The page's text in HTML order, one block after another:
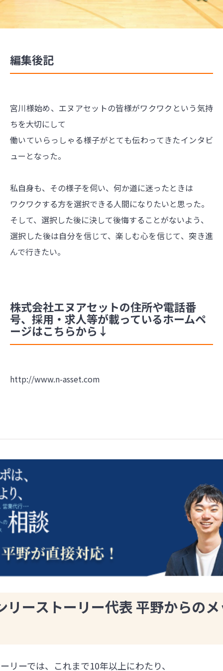
編集後記
宮川様始め、エヌアセットの皆様がワクワクという気持
ちを大切にして
働いていらっしゃる様子がとても伝わってきたインタビ
ューとなった。
私自身も、その様子を伺い、何か道に迷ったときは
ワクワクする方を選択できる人間になりたいと思った。
そして、選択した後に決して後悔することがないよう、
選択した後は自分を信じて、楽しむ心を信じて、突き進
んで行きたい。
株式会社エヌアセットの住所や電話番
号、採用・求人等が載っているホームペ
ージはこちらから↓
http://www.n-asset.com
リーストーリー代表 平野からの
リーでは、これまで10年以上にわたり、